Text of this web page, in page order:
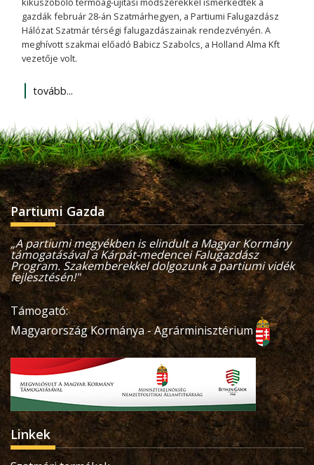
gazdák február 28-án Szatmárhegyen, a Partiumi Falugazdász
Hálózat Szatmár térségi falugazdászainak rendezvényén. A
meghívott szakmai előadó Babicz Szabolcs, a Holland Alma Kft
vezetője volt.
tovább...
Partiumi Gazda
„A partiumi megyékben is elindult a Magyar Kormány
támogatásával a Kárpát-medencei Falugazdász
Program. Szakemberekkel dolgozunk a partiumi vidék
fejlesztésén!"
Támogató:
Magyarország Kormánya - Agrárminisztérium
Linkek